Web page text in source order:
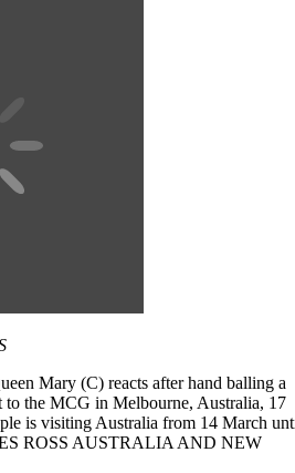
Mary (C) reacts after hand balling a
the MCG in Melbourne, Australia, 17
is visiting Australia from 14 March
ROSS AUSTRALIA AND NEW